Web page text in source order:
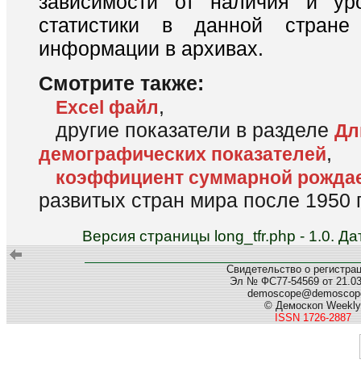
статистики в данной
информации в архивах.
Смотрите также:
Excel файл,
другие показатели в разделе
демографических показателей,
коэффициент суммарной
развитых стран мира после 1950
Версия страницы long_tfr.php - 1.0.
Свидетельство о
Эл № ФС77-54569 от
© Демоскоп Weekly
ISSN 1726-2887